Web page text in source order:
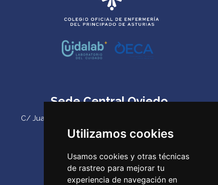
Utilizamos cookies
Usamos cookies y otras técnicas
de rastreo para mejorar tu
experiencia de navegación en
Sede Central Oviedo
C/ Juan Antonio Álvarez Rabanal 7, bajo. C.P. 33011
(Oviedo) ‌
Email: codepa@codepa.es
Delegación Gijón